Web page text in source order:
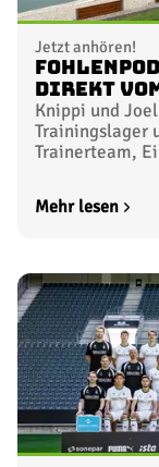
Jetzt anhören!
Direkt
Knippi und
Trainingslager
Trainerteam,
Mehr lesen